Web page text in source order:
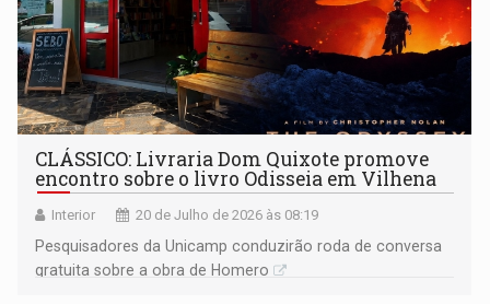
CLÁSSICO: Livraria Dom Quixote promove
encontro sobre o livro Odisseia em Vilhena
Interior 20 de Julho de 2026 às 08:19
Pesquisadores da Unicamp conduzirão roda de conversa
gratuita sobre a obra de Homero